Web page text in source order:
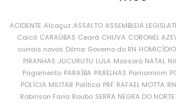
ACIDENTE Alcaçuz ASSALTO ASSEMBLEIA
Caicó CARAÚBAS Ceará CHUVA CORONEL
currais novos Dilma Governo do RN HOMICÍDIO
PIRANHAS JUCURUTU LULA Mossoró NATAL
Pagamento PARAÍBA PARELHAS Parnamirim
POLÍCIA MILITAR Política PRF RAFAEL MOTTA RN
Robinson Faria Roubo SERRA NEGRA DO NORTE